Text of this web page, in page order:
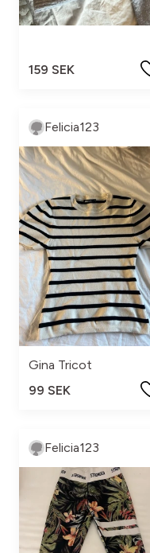
159 SEK
Felicia123
Gina Tricot
99 SEK
Felicia123